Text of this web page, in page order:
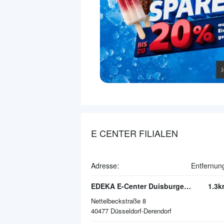
E CENTER FILIALEN
Adresse:
EDEKA E-Center Duisburger Straße
Nettelbeckstraße 8
40477 Düsseldorf-Derendorf